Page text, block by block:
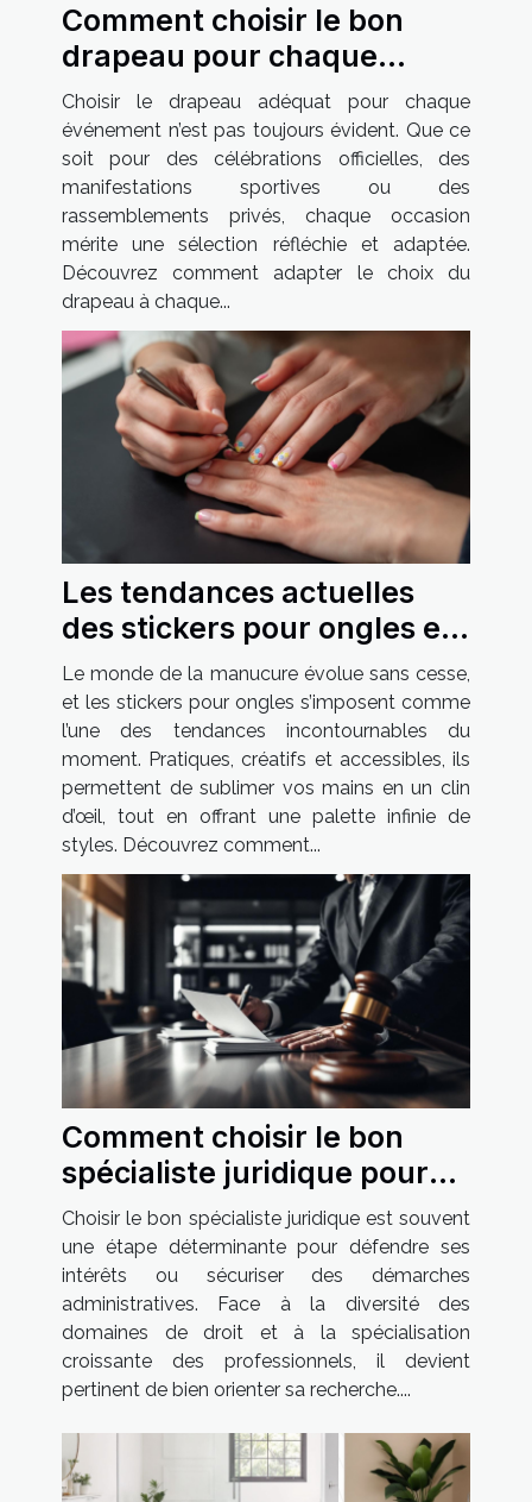
Comment choisir le bon
drapeau pour chaque
occasion ?
Choisir le drapeau adéquat pour chaque
événement n’est pas toujours évident. Que ce
soit pour des célébrations officielles, des
manifestations sportives ou des
rassemblements privés, chaque occasion
mérite une sélection réfléchie et adaptée.
Découvrez comment adapter le choix du
drapeau à chaque...
Les tendances actuelles
des stickers pour ongles et
comment les adopter
Le monde de la manucure évolue sans cesse,
et les stickers pour ongles s’imposent comme
l’une des tendances incontournables du
moment. Pratiques, créatifs et accessibles, ils
permettent de sublimer vos mains en un clin
d’œil, tout en offrant une palette infinie de
styles. Découvrez comment...
Comment choisir le bon
spécialiste juridique pour
vos besoins spécifiques ?
Choisir le bon spécialiste juridique est souvent
une étape déterminante pour défendre ses
intérêts ou sécuriser des démarches
administratives. Face à la diversité des
domaines de droit et à la spécialisation
croissante des professionnels, il devient
pertinent de bien orienter sa recherche....